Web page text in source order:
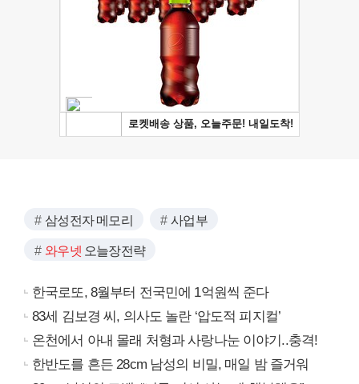
삼성전자 메모리 사업부
와우넷 오늘장전략
한국로또, 8월부터 전국민에 1억원씩 준다
83세 김보경 씨, 의사도 놀란 ‘압도적 피지컬’
온천에서 아내 몰래 처형과 사랑나눈 이야기..충격!
한반도를 흔든 28cm 남성의 비밀, 매일 밤 즐거워